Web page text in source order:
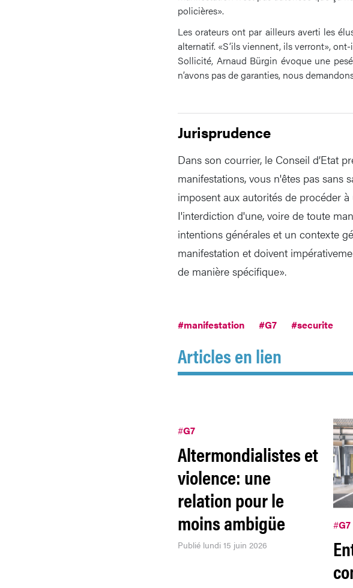
policières».
Les orateurs ont par ailleurs averti les
alternatif. «S’ils viennent, ils verront»,
Sollicité, Arnaud Bürgin évoque une
n’avons pas de garanties, nous
Jurisprudence
Dans son courrier, le Conseil d’Etat
manifestations, vous n'êtes pas sans
imposent aux autorités de procéder
I'interdiction d'une, voire de toute
intentions générales et un contexte
manifestation et doivent
de manière spécifique».
#manifestation #G7 #securite
Articles en lien
#G7
Altermondialistes et
violence: une
relation pour le
moins ambigüe
Publié lundi 15 juin 2026
#G7